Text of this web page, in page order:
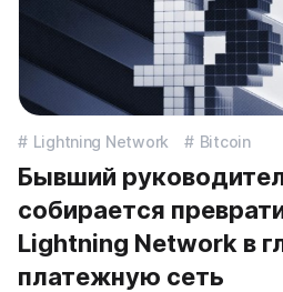
Lightning Network Bitcoin
Бывший
собирается
Lightning Network в
платежную сеть